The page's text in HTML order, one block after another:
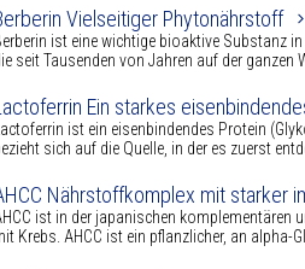
Vielseitiger Phytonährstoff
ist eine wichtige bioaktive Substanz
seit Tausenden von Jahren auf der ganzen
Ein starkes
ist ein eisenbindendes Protein
sich auf die Quelle, in der es zuerst
Nährstoffkomplex mit starker
ist in der japanischen komplementären
Krebs. AHCC ist ein pflanzlicher, an